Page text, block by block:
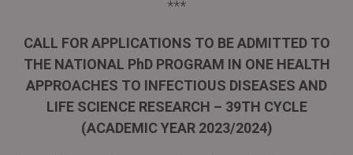
***
CALL FOR APPLICATIONS TO BE ADMITTED TO
THE NATIONAL PhD PROGRAM IN ONE HEALTH
APPROACHES TO INFECTIOUS DISEASES AND
LIFE SCIENCE RESEARCH – 39TH CYCLE
(ACADEMIC YEAR 2023/2024)